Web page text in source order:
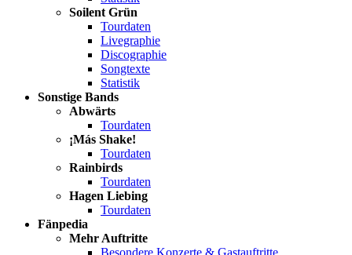
Soilent Grün
Tourdaten
Livegraphie
Discographie
Songtexte
Statistik
Sonstige Bands
Abwärts
Tourdaten
¡Más Shake!
Tourdaten
Rainbirds
Tourdaten
Hagen Liebing
Tourdaten
Fänpedia
Mehr Auftritte
Besondere Konzerte & Gastauftritte